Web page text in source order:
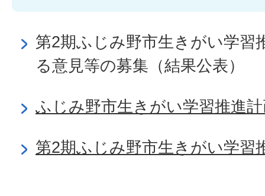
第2期ふじみ野市生きがい学習
る意見等の募集（結果公表）
ふじみ野市生きがい学習推進
第2期ふじみ野市生きがい学習